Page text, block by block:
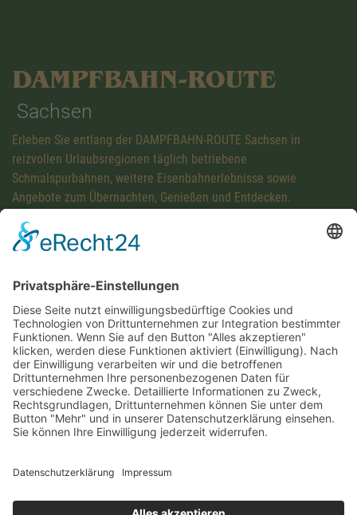
DAMPFBAHN-ROUTE
Sachsen
Erleben Sie entlang der DAMPFBAHN-ROUTE Sachsen in
reizvollen Urlaubsregionen täglich betriebene
Schmalspurbahnen, weitere Eisenbahnerlebnisse sowie
Angebote zum Übernachten, Genießen und Entdecken.
Diese Maßnahme wird mitfinanziert mit Steuermitteln auf